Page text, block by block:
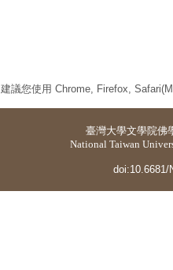
建議您使用 Chrome, Firefox,
臺灣大學文學院佛
National Taiwan
doi:10.6681/